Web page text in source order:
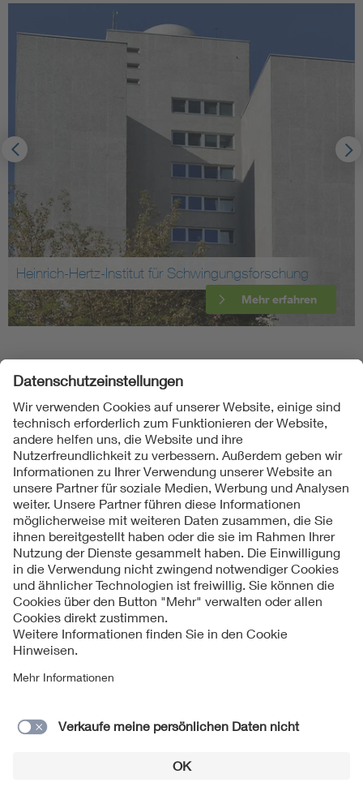
Heinrich-Hertz-Institut für Schwingungsforschung
Mehr erfahren
Folgen Sie uns
Kontakte
Service
Impressum
Datenschutzinformationen
Cookie Hinweise
Lieferantenportal
© 2026 VDE Verband der Elektrotechnik Elektronik